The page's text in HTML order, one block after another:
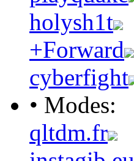
holysh1t
+Forward
cyberfight
• Modes:
qltdm.fr